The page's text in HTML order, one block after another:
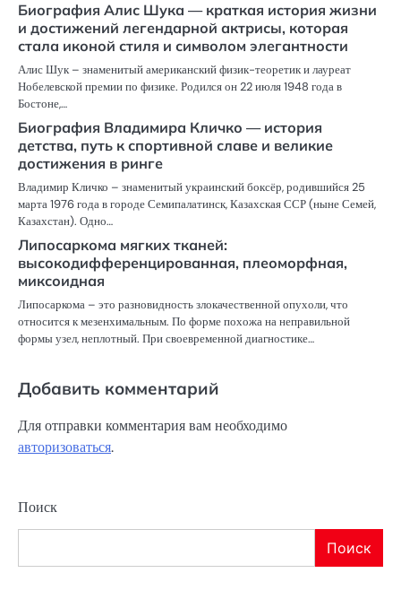
Биография Алис Шука — краткая история жизни
и достижений легендарной актрисы, которая
стала иконой стиля и символом элегантности
Алис Шук – знаменитый американский физик-теоретик и лауреат
Нобелевской премии по физике. Родился он 22 июля 1948 года в
Бостоне,…
Биография Владимира Кличко — история
детства, путь к спортивной славе и великие
достижения в ринге
Владимир Кличко – знаменитый украинский боксёр, родившийся 25
марта 1976 года в городе Семипалатинск, Казахская ССР (ныне Семей,
Казахстан). Одно…
Липосаркома мягких тканей:
высокодифференцированная, плеоморфная,
миксоидная
Липосаркома – это разновидность злокачественной опухоли, что
относится к мезенхимальным. По форме похожа на неправильной
формы узел, неплотный. При своевременной диагностике…
Добавить комментарий
Для отправки комментария вам необходимо
авторизоваться.
Поиск
Поиск